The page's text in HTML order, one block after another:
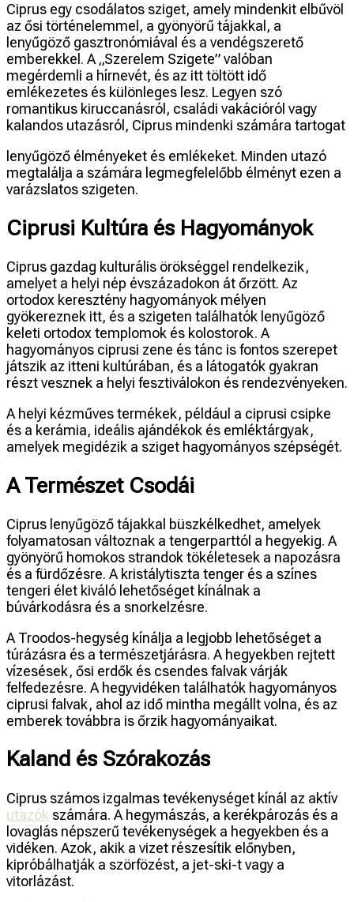
Ciprus egy csodálatos sziget, amely mindenkit elbűvöl
az ősi történelemmel, a gyönyörű tájakkal, a
lenyűgöző gasztronómiával és a vendégszerető
emberekkel. A „Szerelem Szigete” valóban
megérdemli a hírnevét, és az itt töltött idő
emlékezetes és különleges lesz. Legyen szó
romantikus kiruccanásról, családi vakációról vagy
kalandos utazásról, Ciprus mindenki számára tartogat
lenyűgöző élményeket és emlékeket. Minden utazó
megtalálja a számára legmegfelelőbb élményt ezen a
varázslatos szigeten.
Ciprusi Kultúra és Hagyományok
Ciprus gazdag kulturális örökséggel rendelkezik,
amelyet a helyi nép évszázadokon át őrzött. Az
ortodox keresztény hagyományok mélyen
gyökereznek itt, és a szigeten találhatók lenyűgöző
keleti ortodox templomok és kolostorok. A
hagyományos ciprusi zene és tánc is fontos szerepet
játszik az itteni kultúrában, és a látogatók gyakran
részt vesznek a helyi fesztiválokon és rendezvényeken.
A helyi kézműves termékek, például a ciprusi csipke
és a kerámia, ideális ajándékok és emléktárgyak,
amelyek megidézik a sziget hagyományos szépségét.
A Természet Csodái
Ciprus lenyűgöző tájakkal büszkélkedhet, amelyek
folyamatosan változnak a tengerparttól a hegyekig. A
gyönyörű homokos strandok tökéletesek a napozásra
és a fürdőzésre. A kristálytiszta tenger és a színes
tengeri élet kiváló lehetőséget kínálnak a
búvárkodásra és a snorkelzésre.
A Troodos-hegység kínálja a legjobb lehetőséget a
túrázásra és a természetjárásra. A hegyekben rejtett
vízesések, ősi erdők és csendes falvak várják
felfedezésre. A hegyvidéken találhatók hagyományos
ciprusi falvak, ahol az idő mintha megállt volna, és az
emberek továbbra is őrzik hagyományaikat.
Kaland és Szórakozás
Ciprus számos izgalmas tevékenységet kínál az aktív
utazók számára. A hegymászás, a kerékpározás és a
lovaglás népszerű tevékenységek a hegyekben és a
vidéken. Azok, akik a vizet részesítik előnyben,
kipróbálhatják a szörfözést, a jet-ski-t vagy a
vitorlázást.